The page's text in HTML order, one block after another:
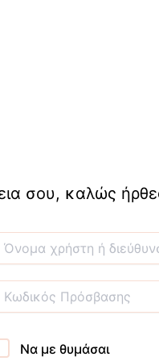
σου, καλώς
Να με θυμάσαι